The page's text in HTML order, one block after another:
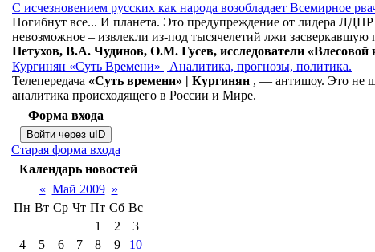
С исчезновением русских как народа возобладает Всемирное
Погибнут все... И планета. Это предупреждение от лидера
невозможное – извлекли из-под тысячелетий лжи засверкавшую
Петухов, В.А. Чудинов, О.М. Гусев, исследователи «Влесовой
Кургинян «Суть Времени» | Аналитика, прогнозы, политика.
Телепередача «Суть времени» | Кургинян , — антишоу. Это не
аналитика происходящего в России и Мире.
Форма входа
Войти через uID
Старая форма входа
Календарь новостей
« Май 2009 »
Пн Вт Ср Чт Пт Сб Вс
1
2
3
4
5 6 7 8 9
10